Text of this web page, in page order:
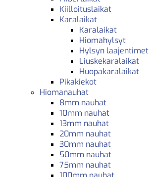
Kiilloituslaikat
Karalaikat
Karalaikat
Hiomahylsyt
Hylsyn laajentimet
Liuskekaralaikat
Huopakaralaikat
Pikakiekot
Hiomanauhat
8mm nauhat
10mm nauhat
13mm nauhat
20mm nauhat
30mm nauhat
50mm nauhat
75mm nauhat